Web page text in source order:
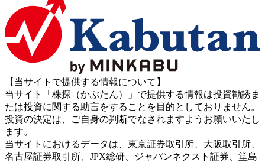
【当サイトで提供する情報について】
当サイト「株探（かぶたん）」で提供する情報は投資勧誘ま
たは投資に関する助言をすることを目的としておりません。
投資の決定は、ご自身の判断でなされますようお願いいたし
ます。
当サイトにおけるデータは、東京証券取引所、大阪取引所、
名古屋証券取引所、JPX総研、ジャパンネクスト証券、堂島